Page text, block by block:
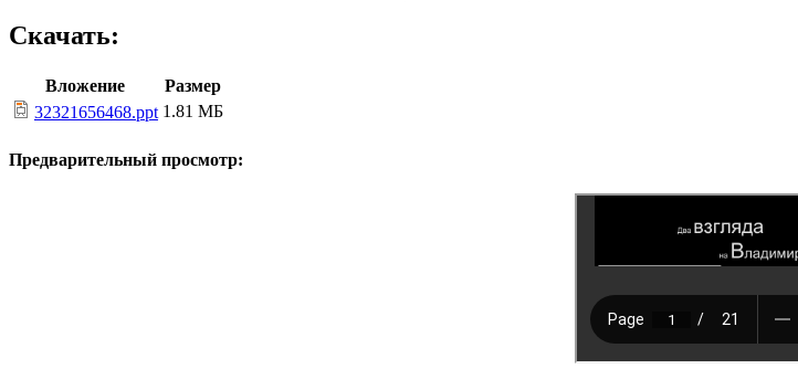
Скачать:
Вложение
Размер
32321656468.ppt 1.81 МБ
Предварительный просмотр: